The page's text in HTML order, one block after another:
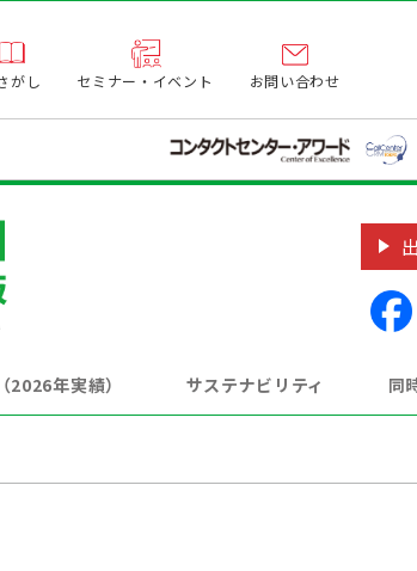
がし セミナー・イベント お問い合わせ
2026年実績） サステナビリティ 同